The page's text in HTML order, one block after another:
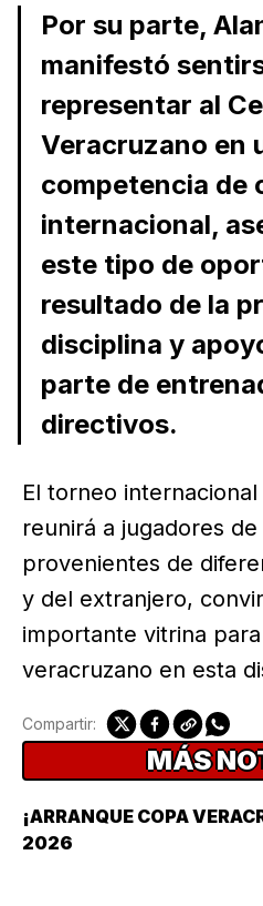
Por su parte,
manifestó
representar al
Veracruzano en
competencia de
internacional,
este tipo de
resultado de la
disciplina y
parte de
directivos.
El torneo
reunirá a jugadores
provenientes de
y del extranjero,
importante vitrina
veracruzano en esta
Compartir:
MÁS
¡ARRANQUE COPA
2026